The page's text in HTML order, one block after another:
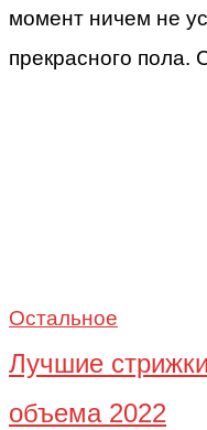
момент ничем не
прекрасного пола.
Остальное
Лучшие
объема 2022